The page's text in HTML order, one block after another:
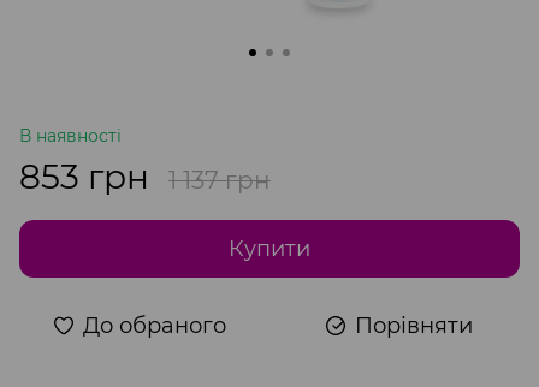
В наявності
853 грн 1 137 грн
Купити
До обраного Порівняти